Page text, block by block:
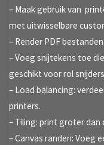
– Maak gebruik van
met uitwisselbare
– Render PDF bestanden.
– Voeg snijtekens toe
geschikt voor rol
– Load balancing:
printers.
– Tiling: print groter dan
– Canvas randen: Voeg